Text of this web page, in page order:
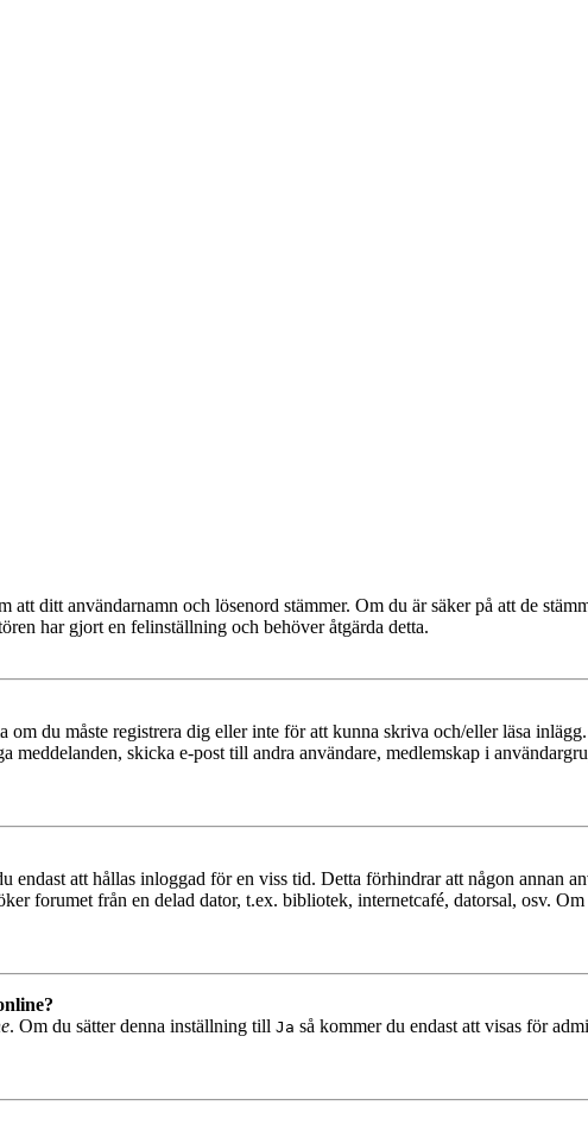
ditt användarnamn och lösenord stämmer. Om du är säker på att de
har gjort en felinställning och behöver åtgärda detta.
om du måste registrera dig eller inte för att kunna skriva och/eller läsa
skicka e-post till andra användare, medlemskap i
endast att hållas inloggad för en viss tid. Detta förhindrar att någon annan
forumet från en delad dator, t.ex. bibliotek, internetcafé, datorsal, osv.
. Om du sätter denna inställning till Ja så kommer du endast att visas för